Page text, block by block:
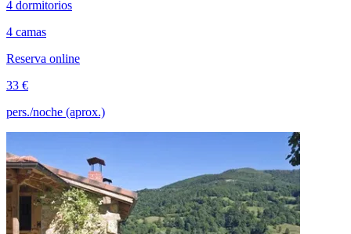
4 dormitorios
4 camas
Reserva online
33 €
pers./noche (aprox.)